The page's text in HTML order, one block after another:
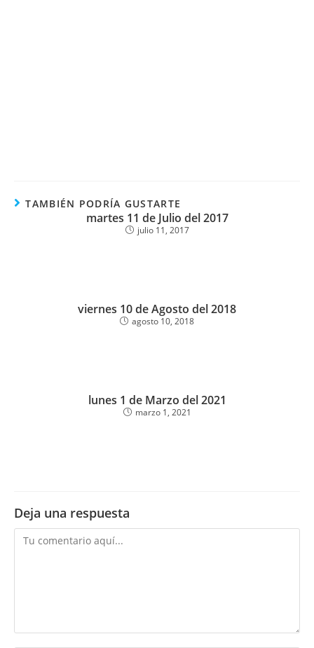
TAMBIÉN PODRÍA GUSTARTE
martes 11 de Julio del 2017
julio 11, 2017
viernes 10 de Agosto del 2018
agosto 10, 2018
lunes 1 de Marzo del 2021
marzo 1, 2021
Deja una respuesta
Comentario